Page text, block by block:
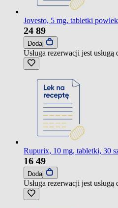
Jovesto, 5 mg, tabletki
24 89
Dodaj
Usługa rezerwacji jest usługą
Rupurix, 10 mg, tabletki, 30
16 49
Dodaj
Usługa rezerwacji jest usługą